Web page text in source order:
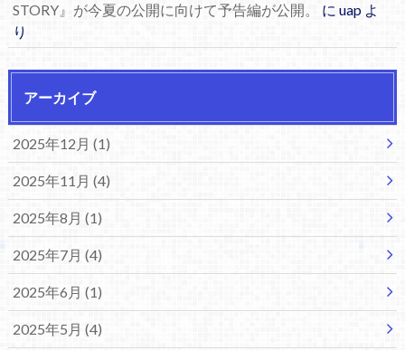
STORY』が今夏の公開に向けて予告編が公開。
に uapよ
り
アーカイブ
2025年12月 (1)
2025年11月 (4)
2025年8月 (1)
2025年7月 (4)
2025年6月 (1)
2025年5月 (4)